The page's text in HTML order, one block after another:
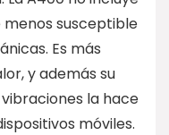
menos susceptible
Es más
y además su
la hace
móviles.